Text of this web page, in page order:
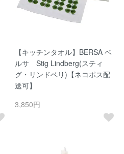
【キッチンタオル】BERSA ベ
ルサ Stig Lindberg(スティ
グ・リンドベリ)【ネコポス配
送可】
3,850円